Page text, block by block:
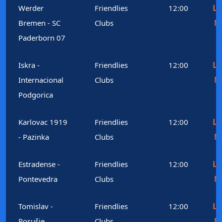
Werder
Bremen - SC
Paderborn 07
Friendlies
Clubs
12:00
Iskra -
Internacional
Podgorica
Friendlies
Clubs
12:00
Karlovac 1919
- Pazinka
Friendlies
Clubs
12:00
Estradense -
Pontevedra
Friendlies
Clubs
12:00
Tomislav -
Friendlies
12:00